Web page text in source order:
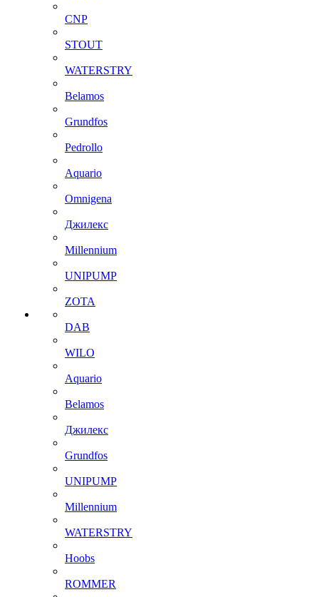
CNP
STOUT
WATERSTRY
Belamos
Grundfos
Pedrollo
Aquario
Omnigena
Джилекс
Millennium
UNIPUMP
ZOTA
DAB
WILO
Aquario
Belamos
Джилекс
Grundfos
UNIPUMP
Millennium
WATERSTRY
Hoobs
ROMMER